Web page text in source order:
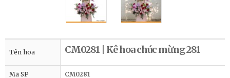
Tên hoa CM0281 | Kê hoa chúc mừng 281
Mã SP CM0281